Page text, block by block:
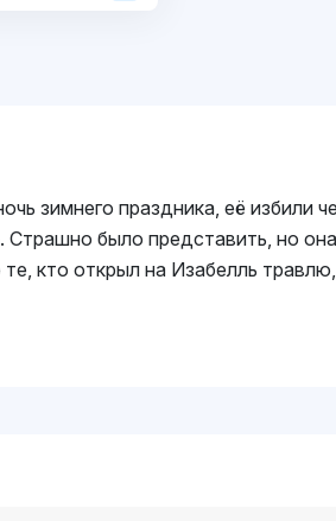
зимнего праздника, её избили
Страшно было представить, но
кто открыл на Изабелль